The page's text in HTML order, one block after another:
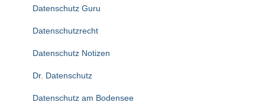
Datenschutz Guru
Datenschutzrecht
Datenschutz Notizen
Dr. Datenschutz
Datenschutz am Bodensee